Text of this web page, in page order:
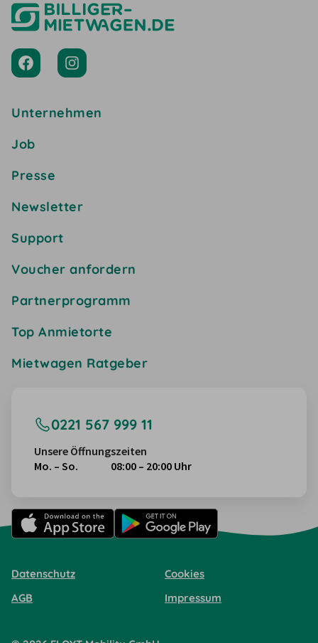
Unternehmen
Job
Presse
Newsletter
Support
Voucher anfordern
Partnerprogramm
Top Anmietorte
Mietwagen Ratgeber
0221 567 999 11
Unsere Öffnungszeiten
Mo. – So.
08:00 – 20:00 Uhr
Datenschutz
Cookies
AGB
Impressum